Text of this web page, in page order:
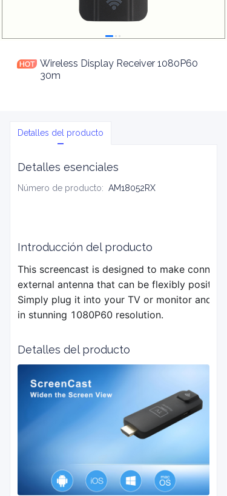
Wireless Display Receiver 1080P60
30m
Detalles del producto
Detalles esenciales
Número de producto: AM18052RX
Introducción del producto
This screencast is designed to make
external antenna that can be flexibly
Simply plug it into your TV or monitor and
in stunning 1080P60 resolution.
Detalles del producto